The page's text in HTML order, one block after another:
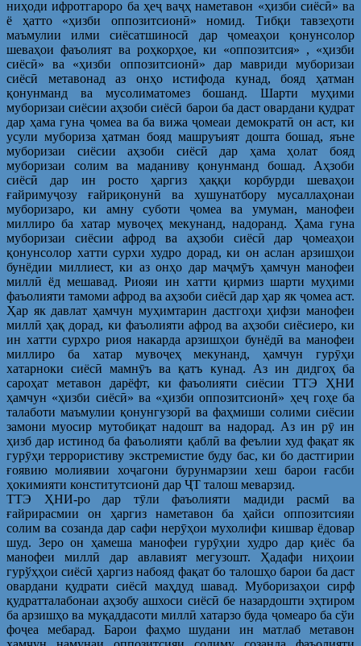
ниҳоди ифротгароро ба ҳеҷ ваҷҳ наметавон «ҳизби сиёсӣ» ва
ё ҳатто «ҳизби оппозитсионӣ» номид. Тибқи тавзеҳоти
маъмулии илми сиёсатшиносӣ дар ҷомеаҳои қонунсолор
шеваҳои фаъолият ва роҳкорҳое, ки «оппозитсия» , «ҳизби
сиёсӣ» ва «ҳизби оппозитсионӣ» дар мавриди муборизаи
сиёсӣ метавонад аз онҳо истифода кунад, бояд ҳатман
қонунманд ва мусолиматомез бошанд. Шарти муҳими
муборизаи сиёсии аҳзоби сиёсӣ барои ба даст овардани қудрат
дар ҳама гуна ҷомеа ва ба вижа ҷомеаи демократӣ он аст, ки
усули мубориза ҳатман бояд машруъият дошта бошад, яъне
муборизаи сиёсии аҳзоби сиёсӣ дар ҳама ҳолат бояд
муборизаи солим ва маданиву қонунманд бошад. Аҳзоби
сиёсӣ дар ин росто ҳаргиз ҳаққи корбурди шеваҳои
ғайримуҷозу ғайриқонунӣ ва хушунатбору мусаллаҳонаи
муборизаро, ки амну суботи ҷомеа ва умуман, манофеи
миллиро ба хатар мувоҷеҳ мекунанд, надоранд. Ҳама гуна
муборизаи сиёсии афрод ва аҳзоби сиёсӣ дар ҷомеаҳои
қонунсолор хатти сурхи худро дорад, ки он аслан арзишҳои
бунёдии миллиест, ки аз онҳо дар маҷмӯъ ҳамчун манофеи
миллӣ ёд мешавад. Риояи ин хатти қирмиз шарти муҳими
фаъолияти тамоми афрод ва аҳзоби сиёсӣ дар ҳар як ҷомеа аст.
Ҳар як давлат ҳамчун муҳимтарин дастгоҳи ҳифзи манофеи
миллӣ ҳақ дорад, ки фаъолияти афрод ва аҳзоби сиёсиеро, ки
ин хатти сурхро риоя накарда арзишҳои бунёдӣ ва манофеи
миллиро ба хатар мувоҷеҳ мекунанд, ҳамчун гурӯҳи
хатарноки сиёсӣ мамнӯъ ва қатъ кунад. Аз ин дидгоҳ ба
сароҳат метавон дарёфт, ки фаъолияти сиёсии ТТЭ ҲНИ
ҳамчун «ҳизби сиёсӣ» ва «ҳизби оппозитсионӣ» ҳеҷ гоҳе ба
талаботи маъмулии қонунгузорӣ ва фаҳмиши солими сиёсии
замони муосир мутобиқат надошт ва надорад. Аз ин рӯ ин
ҳизб дар истинод ба фаъолияти қаблӣ ва феълии худ фақат як
гурӯҳи террористиву экстремистие буду бас, ки бо дастгирии
ғоявию молиявии хоҷагони бурунмарзии хеш барои ғасби
ҳокимияти конститутсионӣ дар ҶТ талош меварзид.
ТТЭ ҲНИ-ро дар тӯли фаъолияти мадиди расмӣ ва
ғайрирасмии он ҳаргиз наметавон ба ҳайси оппозитсияи
солим ва созанда дар сафи нерӯҳои мухолифи кишвар ёдовар
шуд. Зеро он ҳамеша манофеи гурӯҳии худро дар қиёс ба
манофеи миллӣ дар авлавият мегузошт. Ҳадафи ниҳоии
гурўҳҳои сиёсӣ ҳаргиз набояд фақат бо талошҳо барои ба даст
овардани қудрати сиёсӣ маҳдуд шавад. Муборизаҳои сирф
қудратталабонаи аҳзобу ашхоси сиёсӣ бе назардошти эҳтиром
ба арзишҳо ва муқаддасоти миллӣ хатарзо буда ҷомеаро ба сўи
фоҷеа мебарад. Барои фаҳмо шудани ин матлаб метавон